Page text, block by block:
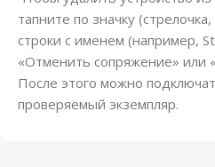
тапните по значку
строки с именем (например,
«Отменить сопряжение» или
После этого можно
проверяемый экземпляр.